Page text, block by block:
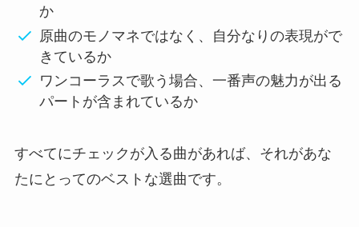
か
原曲のモノマネではなく、自分なりの表現がで
きているか
ワンコーラスで歌う場合、一番声の魅力が出る
パートが含まれているか
すべてにチェックが入る曲があれば、それがあな
たにとってのベストな選曲です。